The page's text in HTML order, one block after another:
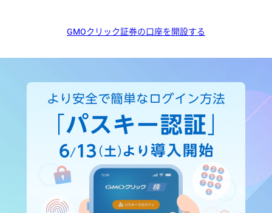
GMOクリック証券の口座を開設する